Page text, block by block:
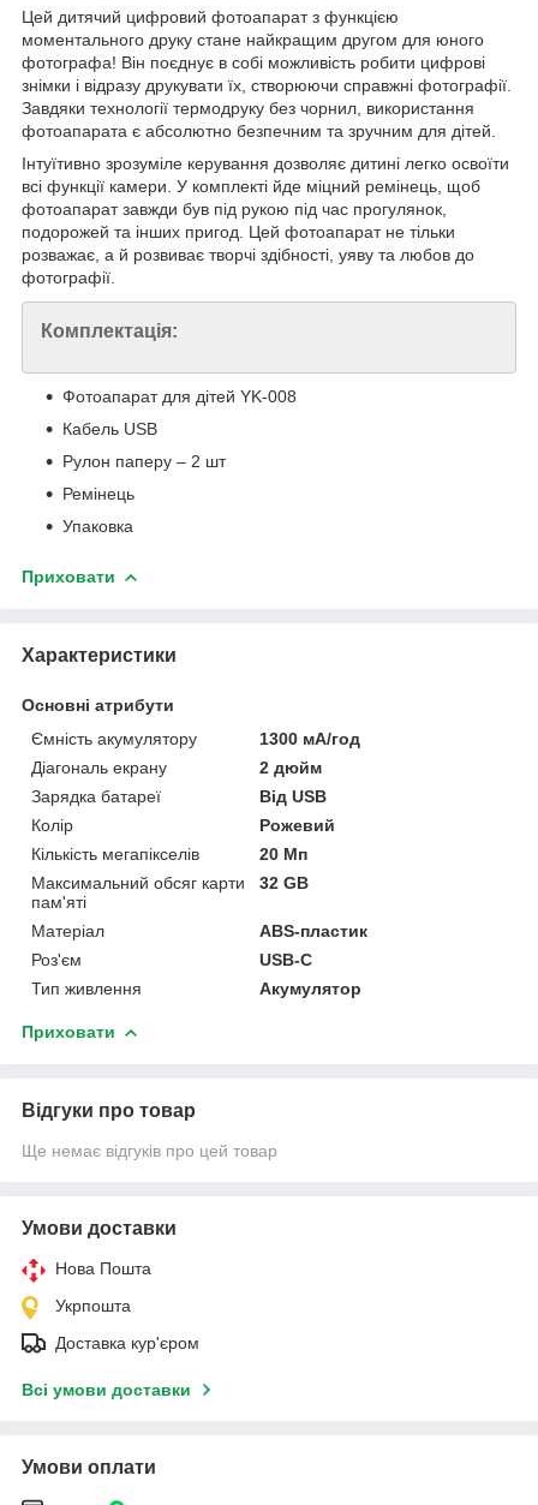
Цей дитячий цифровий фотоапарат з функцією
моментального друку стане найкращим другом для юного
фотографа! Він поєднує в собі можливість робити цифрові
знімки і відразу друкувати їх, створюючи справжні фотографії.
Завдяки технології термодруку без чорнил, використання
фотоапарата є абсолютно безпечним та зручним для дітей.
Інтуїтивно зрозуміле керування дозволяє дитині легко освоїти
всі функції камери. У комплекті йде міцний ремінець, щоб
фотоапарат завжди був під рукою під час прогулянок,
подорожей та інших пригод. Цей фотоапарат не тільки
розважає, а й розвиває творчі здібності, уяву та любов до
фотографії.
Комплектація:
Фотоапарат для дітей YK-008
Кабель USB
Рулон паперу – 2 шт
Ремінець
Упаковка
Приховати
Характеристики
Основні атрибути
Ємність акумулятору
1300 мА/год
Діагональ екрану
2 дюйм
Зарядка батареї
Від USB
Колір
Рожевий
Кількість мегапікселів
20 Мп
Максимальний обсяг карти
пам'яті
32 GB
Матеріал
ABS-пластик
Роз'єм
USB-C
Тип живлення
Акумулятор
Приховати
Відгуки про товар
Ще немає відгуків про цей товар
Умови доставки
Нова Пошта
Укрпошта
Доставка кур'єром
Всі умови доставки
Умови оплати